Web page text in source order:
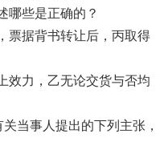
哪些是正确的？
票据背书转让后，丙取得
效力，乙无论交货与否均
当事人提出的下列主张，